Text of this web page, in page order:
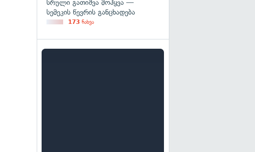
სრული გათიშვა მოჰყვა —
სემეკის წევრის განცხადება
173 ნახვა